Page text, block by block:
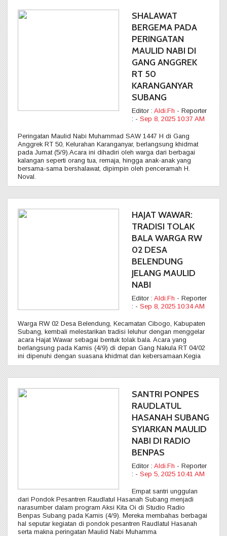
SHALAWAT
BERGEMA PADA
PERINGATAN
MAULID NABI DI
GANG ANGGREK
RT 50
KARANGANYAR
SUBANG
Editor : Aldi.Fh - Reporter
: - Sep 8, 2025 10:37 AM
Peringatan Maulid Nabi Muhammad SAW 1447 H di Gang
Anggrek RT 50, Kelurahan Karanganyar, berlangsung khidmat
pada Jumat (5/9).Acara ini dihadiri oleh warga dari berbagai
kalangan seperti orang tua, remaja, hingga anak-anak yang
bersama-sama bershalawat, dipimpin oleh penceramah H.
Noval.
HAJAT WAWAR:
TRADISI TOLAK
BALA WARGA RW
02 DESA
BELENDUNG
JELANG MAULID
NABI
Editor : Aldi.Fh - Reporter
: - Sep 8, 2025 10:34 AM
Warga RW 02 Desa Belendung, Kecamatan Cibogo, Kabupaten
Subang, kembali melestarikan tradisi leluhur dengan menggelar
acara Hajat Wawar sebagai bentuk tolak bala. Acara yang
berlangsung pada Kamis (4/9) di depan Gang Nakula RT 04/02
ini dipenuhi dengan suasana khidmat dan kebersamaan.Kegia
SANTRI PONPES
RAUDLATUL
HASANAH SUBANG
SYIARKAN MAULID
NABI DI RADIO
BENPAS
Editor : Aldi.Fh - Reporter
: - Sep 5, 2025 10:41 AM
Empat santri unggulan
dari Pondok Pesantren Raudlatul Hasanah Subang menjadi
narasumber dalam program Aksi Kita Oi di Studio Radio
Benpas Subang pada Kamis (4/9). Mereka membahas berbagai
hal seputar kegiatan di pondok pesantren Raudlatul Hasanah
serta makna peringatan Maulid Nabi Muhamma